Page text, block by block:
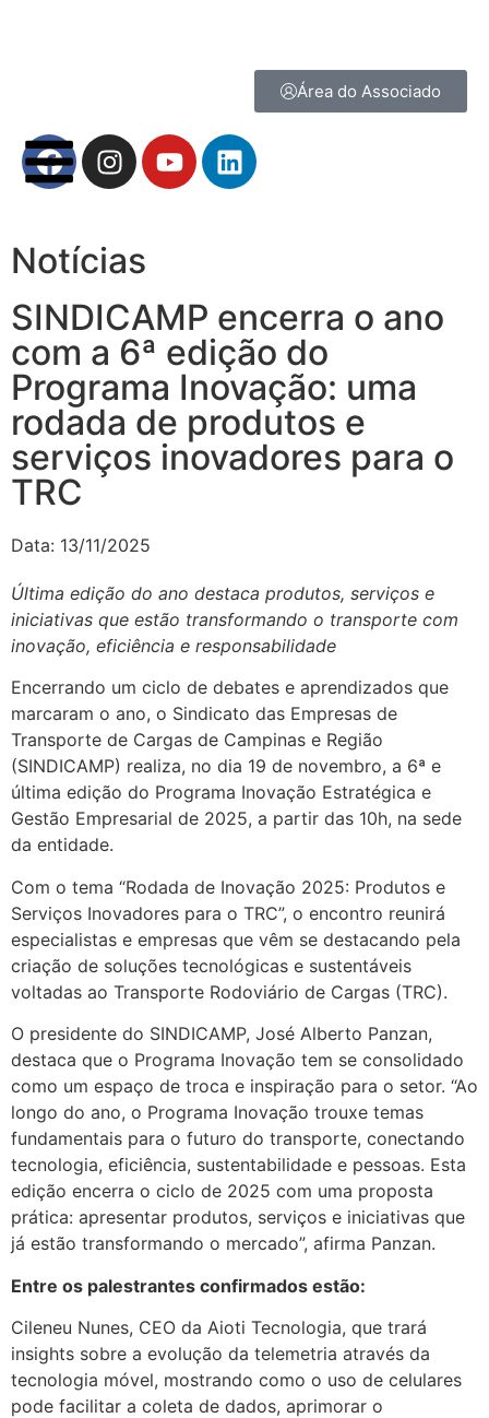
Área do Associado
Notícias
SINDICAMP encerra o ano
com a 6ª edição do
Programa Inovação: uma
rodada de produtos e
serviços inovadores para o
TRC
Data: 13/11/2025
Última edição do ano destaca produtos, serviços e
iniciativas que estão transformando o transporte com
inovação, eficiência e responsabilidade
Encerrando um ciclo de debates e aprendizados que
marcaram o ano, o Sindicato das Empresas de
Transporte de Cargas de Campinas e Região
(SINDICAMP) realiza, no dia 19 de novembro, a 6ª e
última edição do Programa Inovação Estratégica e
Gestão Empresarial de 2025, a partir das 10h, na sede
da entidade.
Com o tema “Rodada de Inovação 2025: Produtos e
Serviços Inovadores para o TRC”, o encontro reunirá
especialistas e empresas que vêm se destacando pela
criação de soluções tecnológicas e sustentáveis
voltadas ao Transporte Rodoviário de Cargas (TRC).
O presidente do SINDICAMP, José Alberto Panzan,
destaca que o Programa Inovação tem se consolidado
como um espaço de troca e inspiração para o setor. “Ao
longo do ano, o Programa Inovação trouxe temas
fundamentais para o futuro do transporte, conectando
tecnologia, eficiência, sustentabilidade e pessoas. Esta
edição encerra o ciclo de 2025 com uma proposta
prática: apresentar produtos, serviços e iniciativas que
já estão transformando o mercado”, afirma Panzan.
Entre os palestrantes confirmados estão:
Cileneu Nunes, CEO da Aioti Tecnologia, que trará
insights sobre a evolução da telemetria através da
tecnologia móvel, mostrando como o uso de celulares
pode facilitar a coleta de dados, aprimorar o